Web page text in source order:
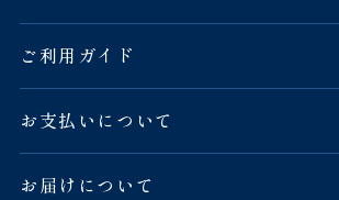
ご利用ガイド
お支払いについて
お届けについて